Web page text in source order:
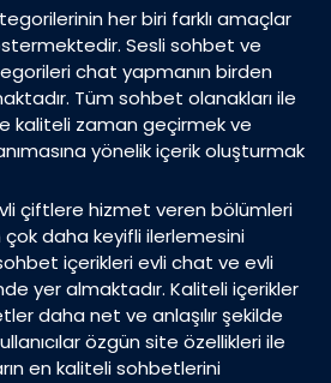
her biri farklı amaçlar
Sesli sohbet ve
chat yapmanın birden
Tüm sohbet olanakları ile
kaliteli zaman geçirmek ve
yönelik içerik oluşturmak
çiftlere hizmet veren bölümleri
daha keyifli ilerlemesini
içerikleri evli chat ve evli
yer almaktadır. Kaliteli içerikler
daha net ve anlaşılır şekilde
özgün site özellikleri ile
en kaliteli sohbetlerini